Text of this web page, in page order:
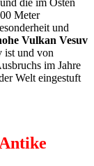
Meter
und
Vulkan Vesuv
ist und von
im Jahre
Welt eingestuft